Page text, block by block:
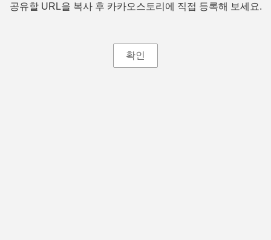
공유할 URL을 복사 후 카카오스토리에 직접 등록해 보세요.
확인